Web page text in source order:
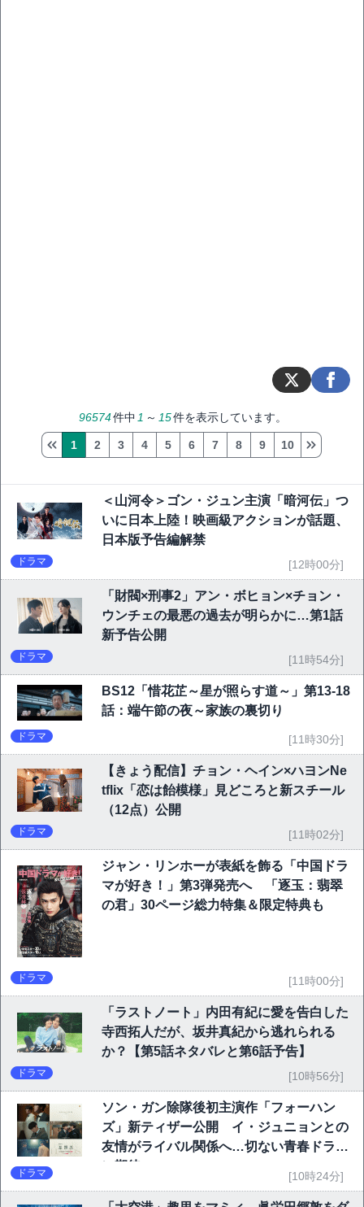
96574件中 1 ～ 15件を表示しています。
1 2 3 4 5 6 7 8 9 10
＜山河令＞ゴン・ジュン主演「暗河伝」つ
いに日本上陸！映画級アクションが話題、
日本版予告編解禁
ドラマ [12時00分]
「財閥×刑事2」アン・ボヒョン×チョン・
ウンチェの最悪の過去が明らかに…第1話
新予告公開
ドラマ [11時54分]
BS12「惜花芷～星が照らす道～」第13-18
話：端午節の夜～家族の裏切り
ドラマ [11時30分]
【きょう配信】チョン・ヘイン×ハヨンNe
tflix「恋は飴模様」見どころと新スチール
（12点）公開
ドラマ [11時02分]
ジャン・リンホーが表紙を飾る「中国ドラ
マが好き！」第3弾発売へ 「逐玉：翡翠
の君」30ページ総力特集＆限定特典も
ドラマ [11時00分]
「ラストノート」内田有紀に愛を告白した
寺西拓人だが、坂井真紀から逃れられる
か？【第5話ネタバレと第6話予告】
ドラマ [10時56分]
ソン・ガン除隊後初主演作「フォーハン
ズ」新ティザー公開 イ・ジュニョンとの
友情がライバル関係へ…切ない青春ドラマ
に期待
ドラマ [10時24分]